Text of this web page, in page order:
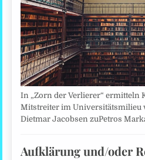
In „Zorn der Verlierer“ ermitteln
Mitstreiter im Universitätsmilieu
Dietmar Jacobsen zuPetros
Aufklärung und/oder